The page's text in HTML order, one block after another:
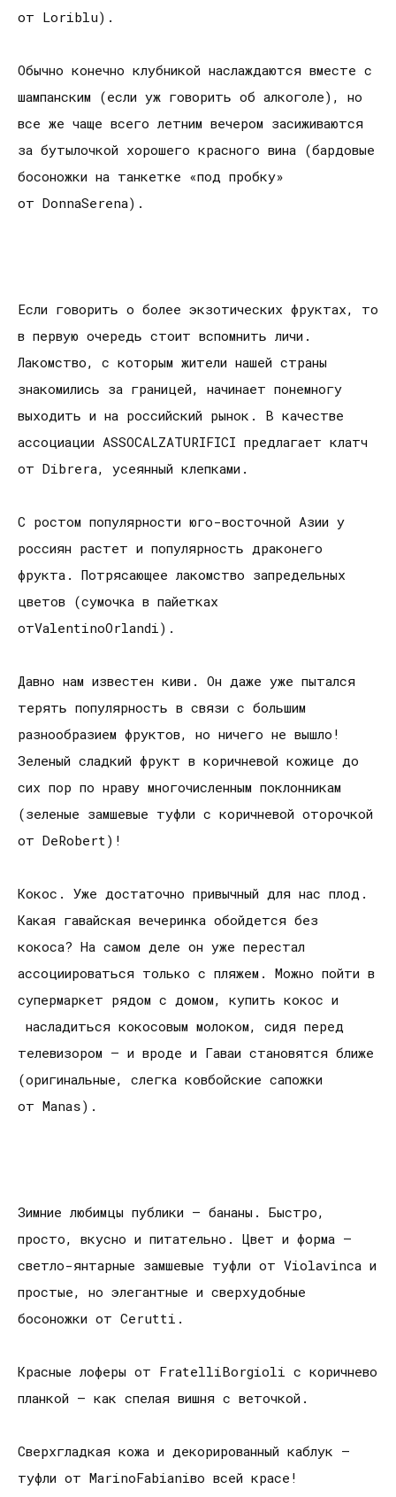
от Loriblu).
Обычно конечно клубникой наслаждаются вместе с
шампанским (если уж говорить об алкоголе), но
все же чаще всего летним вечером засиживаются
за бутылочкой хорошего красного вина (бардовые
босоножки на танкетке «под пробку»
от DonnaSerena).
Если говорить о более экзотических фруктах, то
в первую очередь стоит вспомнить личи.
Лакомство, с которым жители нашей страны
знакомились за границей, начинает понемногу
выходить и на российский рынок. В качестве
ассоциации ASSOCALZATURIFICI предлагает клатч
от Dibrera, усеянный клепками.
С ростом популярности юго-восточной Азии у
россиян растет и популярность драконего
фрукта. Потрясающее лакомство запредельных
цветов (сумочка в пайетках
отValentinoOrlandi).
Давно нам известен киви. Он даже уже пытался
терять популярность в связи с большим
разнообразием фруктов, но ничего не вышло!
Зеленый сладкий фрукт в коричневой кожице до
сих пор по нраву многочисленным поклонникам
(зеленые замшевые туфли с коричневой оторочкой
от DeRobert)!
Кокос. Уже достаточно привычный для нас плод.
Какая гавайская вечеринка обойдется без
кокоса? На самом деле он уже перестал
ассоциироваться только с пляжем. Можно пойти в
супермаркет рядом с домом, купить кокос и
насладиться кокосовым молоком, сидя перед
телевизором – и вроде и Гаваи становятся ближе
(оригинальные, слегка ковбойские сапожки
от Manas).
Зимние любимцы публики – бананы. Быстро,
просто, вкусно и питательно. Цвет и форма –
светло-янтарные замшевые туфли от Violavinca и
простые, но элегантные и сверхудобные
босоножки от Cerutti.
Красные лоферы от FratelliBorgioli с коричнево
планкой – как спелая вишня с веточкой.
Сверхгладкая кожа и декорированный каблук –
туфли от MarinoFabianiво всей красе!